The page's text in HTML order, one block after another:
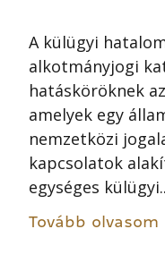
A külügyi
alkotmányjogi
hatásköröknek
amelyek egy
nemzetközi
kapcsolatok
egységes
Tovább olvasom